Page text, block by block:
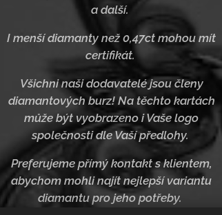
a další.
I menší diamanty než 0,47ct mohou mít
certifikát.
Všichni naši dodavatelé jsou členy
diamantových burz! Na těchto kartách
může být vyobrazeno i Vaše logo
společnosti dle Vaší předlohy.
Preferujeme přímý kontakt s klientem,
abychom mohli najít nejlepší variantu
diamantu pro jeho potřeby.